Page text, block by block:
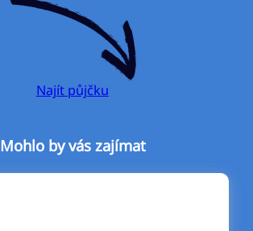
Najít půjčku
Mohlo by vás zajímat